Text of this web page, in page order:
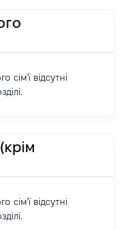
сім'ї відсутні
сім'ї відсутні